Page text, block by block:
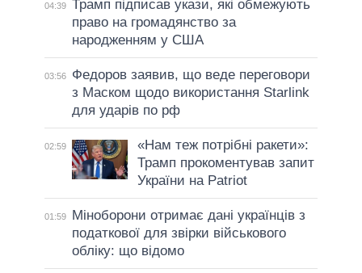
04:39 Трамп підписав укази, які обмежують
право на громадянство за
народженням у США
03:56
Федоров заявив, що веде переговори
з Маском щодо використання Starlink
для ударів по рф
02:59
«Нам теж потрібні ракети»:
Трамп прокоментував запит
України на Patriot
01:59
Міноборони отримає дані українців з
податкової для звірки військового
обліку: що відомо